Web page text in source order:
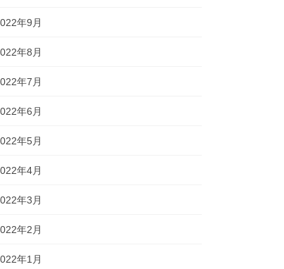
年9月
年8月
年7月
年6月
年5月
年4月
年3月
年2月
年1月